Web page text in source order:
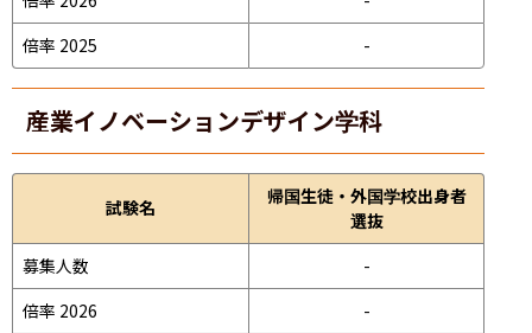
倍率 2025
-
産業イノベーションデザイン学科
試験名
帰国生徒・外国学校出身者
選抜
募集人数
-
倍率 2026
-